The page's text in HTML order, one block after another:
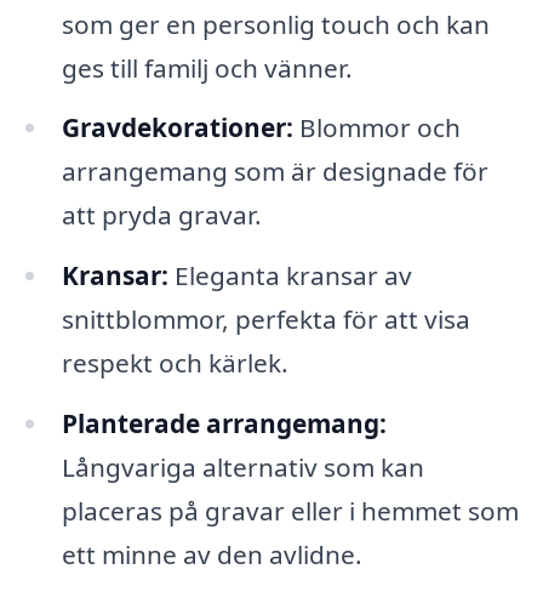
som ger en personlig touch och kan
ges till familj och vänner.
Gravdekorationer: Blommor och
arrangemang som är designade för
att pryda gravar.
Kransar: Eleganta kransar av
snittblommor, perfekta för att visa
respekt och kärlek.
Planterade arrangemang:
Långvariga alternativ som kan
placeras på gravar eller i hemmet som
ett minne av den avlidne.